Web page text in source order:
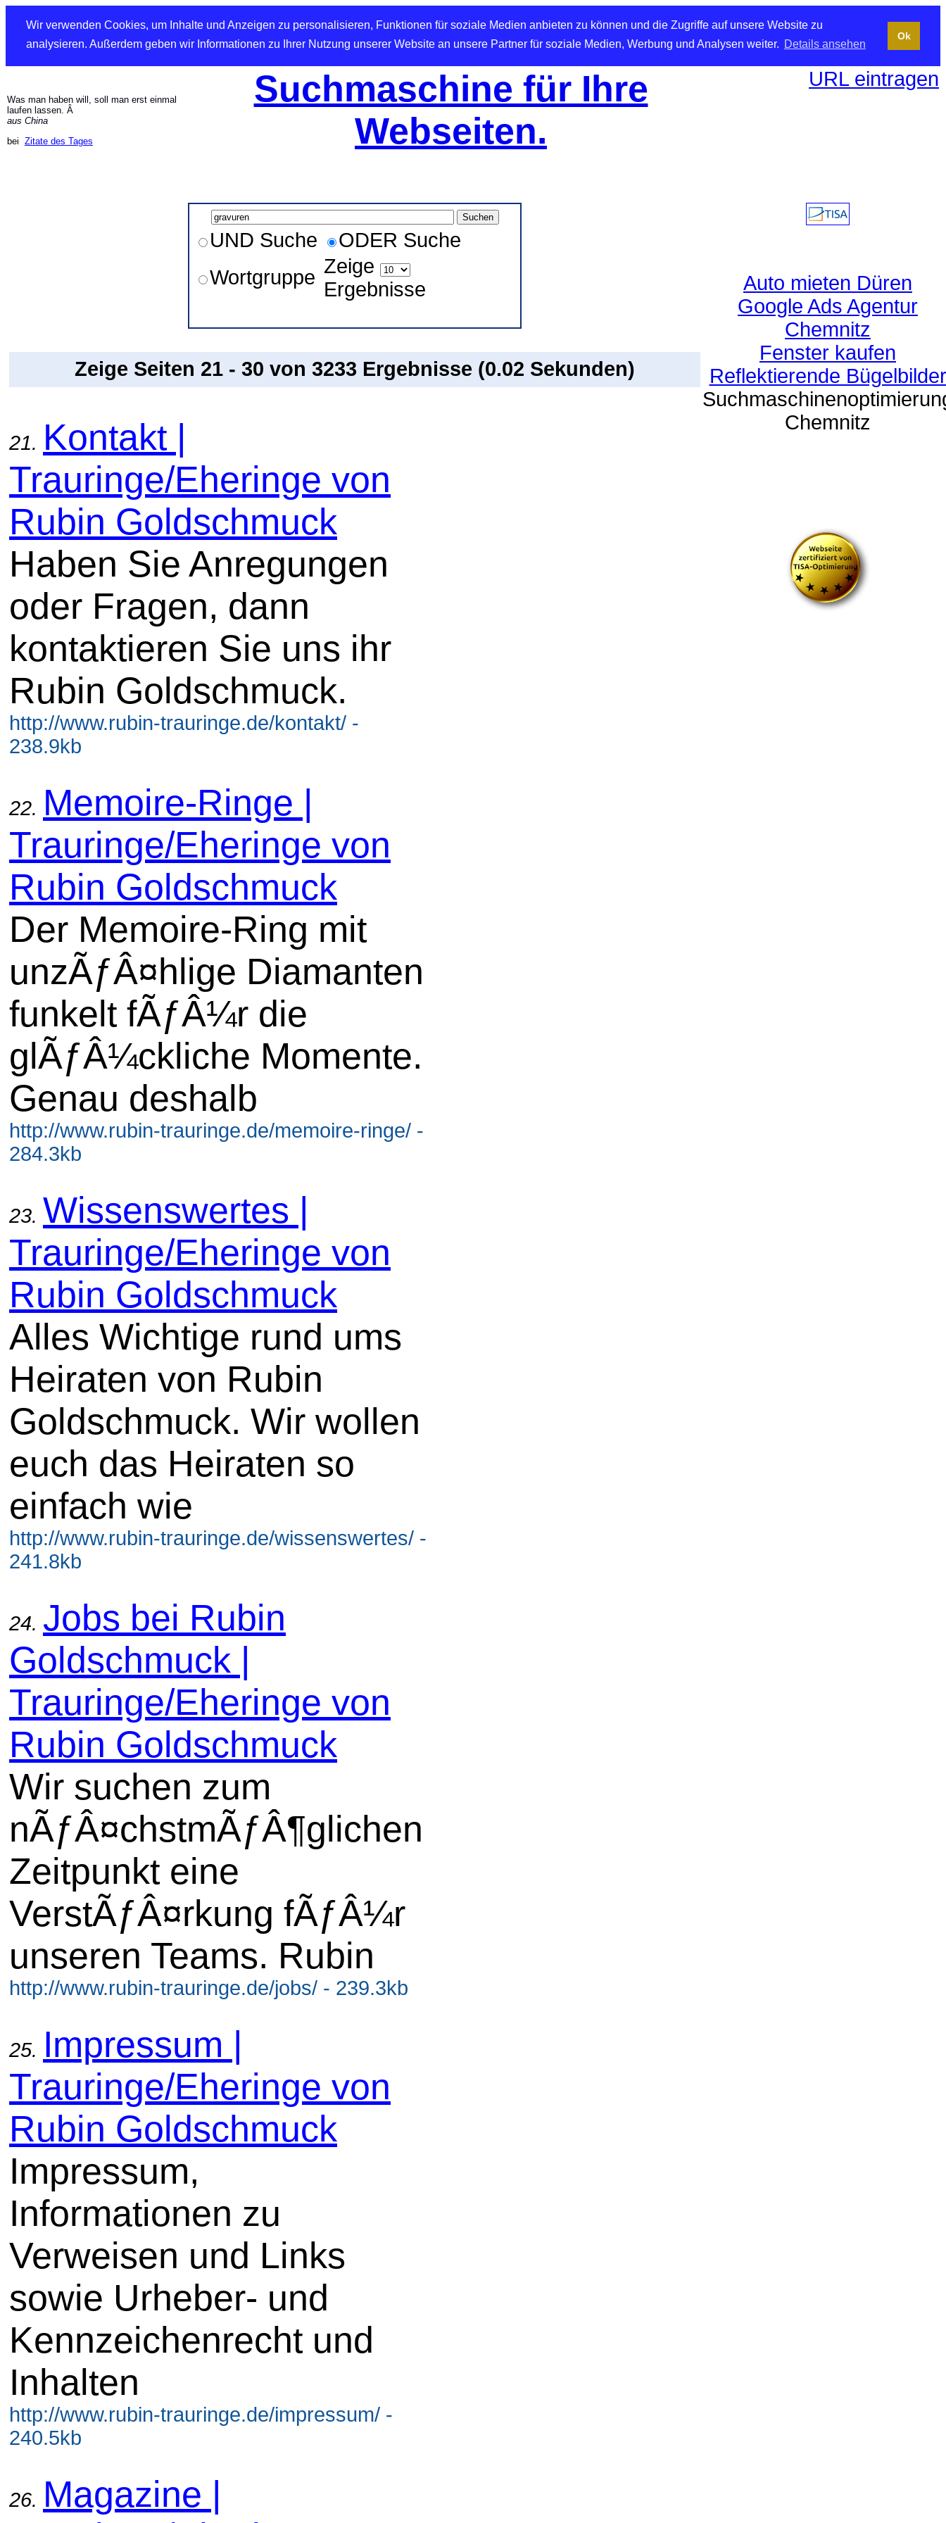
Wir verwenden Cookies, um Inhalte und Anzeigen zu personalisieren, Funktionen für soziale Medien anbieten zu können und die Zugriffe auf unsere Website zu
analysieren. Außerdem geben wir Informationen zu Ihrer Nutzung unserer Website an unsere Partner für soziale Medien, Werbung und Analysen weiter. Details ansehen
Ok
Was man haben will, soll man erst einmal
laufen lassen. Â
aus China
bei Zitate des Tages
Suchmaschine für Ihre
Webseiten.
URL eintragen
UND Suche
ODER Suche
Wortgruppe Zeige
Ergebnisse
Zeige Seiten 21 - 30 von 3233 Ergebnisse (0.02 Sekunden)
21. Kontakt |
Trauringe/Eheringe von
Rubin Goldschmuck
Haben Sie Anregungen
oder Fragen, dann
kontaktieren Sie uns ihr
Rubin Goldschmuck.
http://www.rubin-trauringe.de/kontakt/ -
238.9kb
22. Memoire-Ringe |
Trauringe/Eheringe von
Rubin Goldschmuck
Der Memoire-Ring mit
unzÃƒÂ¤hlige Diamanten
funkelt fÃƒÂ¼r die
glÃƒÂ¼ckliche Momente.
Genau deshalb
http://www.rubin-trauringe.de/memoire-ringe/ -
284.3kb
23. Wissenswertes |
Trauringe/Eheringe von
Rubin Goldschmuck
Alles Wichtige rund ums
Heiraten von Rubin
Goldschmuck. Wir wollen
euch das Heiraten so
einfach wie
http://www.rubin-trauringe.de/wissenswertes/ -
241.8kb
24. Jobs bei Rubin
Goldschmuck |
Trauringe/Eheringe von
Rubin Goldschmuck
Wir suchen zum
nÃƒÂ¤chstmÃƒÂ¶glichen
Zeitpunkt eine
VerstÃƒÂ¤rkung fÃƒÂ¼r
unseren Teams. Rubin
http://www.rubin-trauringe.de/jobs/ - 239.3kb
25. Impressum |
Trauringe/Eheringe von
Rubin Goldschmuck
Impressum,
Informationen zu
Verweisen und Links
sowie Urheber- und
Kennzeichenrecht und
Inhalten
http://www.rubin-trauringe.de/impressum/ -
240.5kb
26. Magazine |
Auto mieten Düren
Google Ads Agentur
Chemnitz
Fenster kaufen
Reflektierende Bügelbilder
Chemnitz